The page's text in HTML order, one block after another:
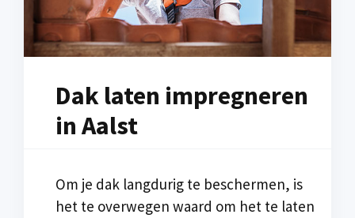
Dak laten impregneren
in Aalst
Om je dak langdurig te beschermen, is
het te overwegen waard om het te laten